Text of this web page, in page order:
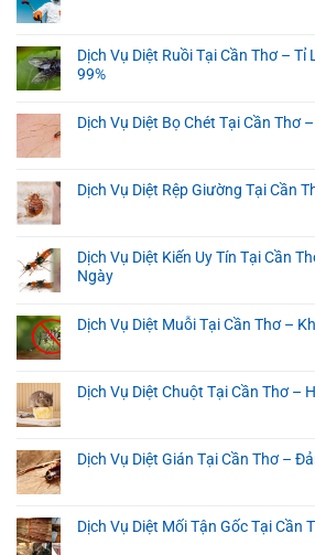
Dịch Vụ Diệt Ruồi Tại Cần Thơ – Tỉ
99%
Dịch Vụ Diệt Bọ Chét Tại Cần Thơ
Dịch Vụ Diệt Rệp Giường Tại Cần
Dịch Vụ Diệt Kiến Uy Tín Tại Cần
Ngày
Dịch Vụ Diệt Muỗi Tại Cần Thơ –
Dịch Vụ Diệt Chuột Tại Cần Thơ –
Dịch Vụ Diệt Gián Tại Cần Thơ –
Dịch Vụ Diệt Mối Tận Gốc Tại Cần